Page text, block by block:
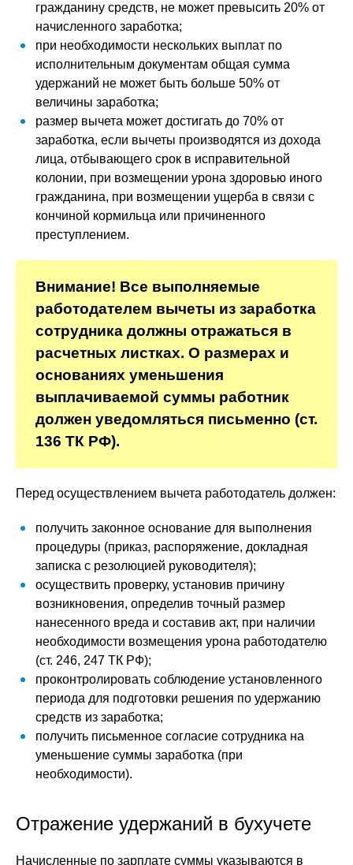
гражданину средств, не может превысить 20% от
начисленного заработка;
при необходимости нескольких выплат по
исполнительным документам общая сумма
удержаний не может быть больше 50% от
величины заработка;
размер вычета может достигать до 70% от
заработка, если вычеты производятся из дохода
лица, отбывающего срок в исправительной
колонии, при возмещении урона здоровью иного
гражданина, при возмещении ущерба в связи с
кончиной кормильца или причиненного
преступлением.
Внимание! Все выполняемые
работодателем вычеты из заработка
сотрудника должны отражаться в
расчетных листках. О размерах и
основаниях уменьшения
выплачиваемой суммы работник
должен уведомляться письменно (ст.
136 ТК РФ).
Перед осуществлением вычета работодатель должен:
получить законное основание для выполнения
процедуры (приказ, распоряжение, докладная
записка с резолюцией руководителя);
осуществить проверку, установив причину
возникновения, определив точный размер
нанесенного вреда и составив акт, при наличии
необходимости возмещения урона работодателю
(ст. 246, 247 ТК РФ);
проконтролировать соблюдение установленного
периода для подготовки решения по удержанию
средств из заработка;
получить письменное согласие сотрудника на
уменьшение суммы заработка (при
необходимости).
Отражение удержаний в бухучете
Начисленные по зарплате суммы указываются в